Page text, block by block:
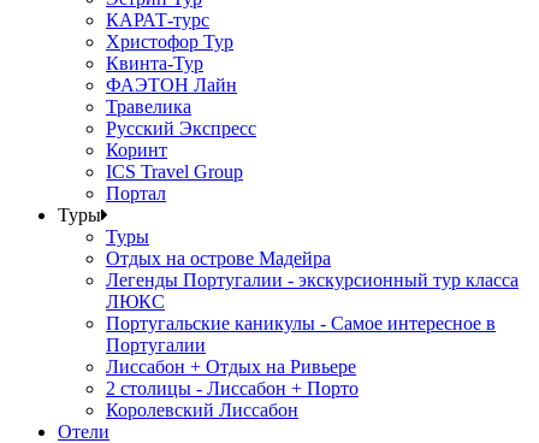
КАРАТ-турс
Христофор Тур
Квинта-Тур
ФАЭТОН Лайн
Травелика
Русский Экспресс
Коринт
ICS Travel Group
Портал
Туры
Туры
Отдых на острове Мадейра
Легенды Португалии - экскурсионный тур класса
ЛЮКС
Португальские каникулы - Самое интересное в
Португалии
Лиссабон + Отдых на Ривьере
2 столицы - Лиссабон + Порто
Королевский Лиссабон
Отели